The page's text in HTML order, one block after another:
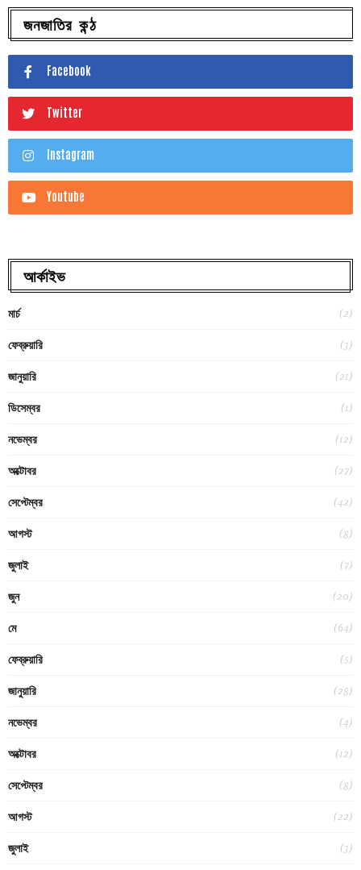
জনজাতির কন্ঠ
Facebook
Twitter
Instagram
Youtube
আর্কাইভ
মার্চ (2)
ফেব্রুয়ারি (3)
জানুয়ারি (21)
ডিসেম্বর (1)
নভেম্বর (12)
অক্টোবর (27)
সেপ্টেম্বর (42)
আগস্ট (8)
জুলাই (7)
জুন (20)
মে (64)
ফেব্রুয়ারি (5)
জানুয়ারি (28)
নভেম্বর (4)
অক্টোবর (12)
সেপ্টেম্বর (8)
আগস্ট (22)
জুলাই (3)